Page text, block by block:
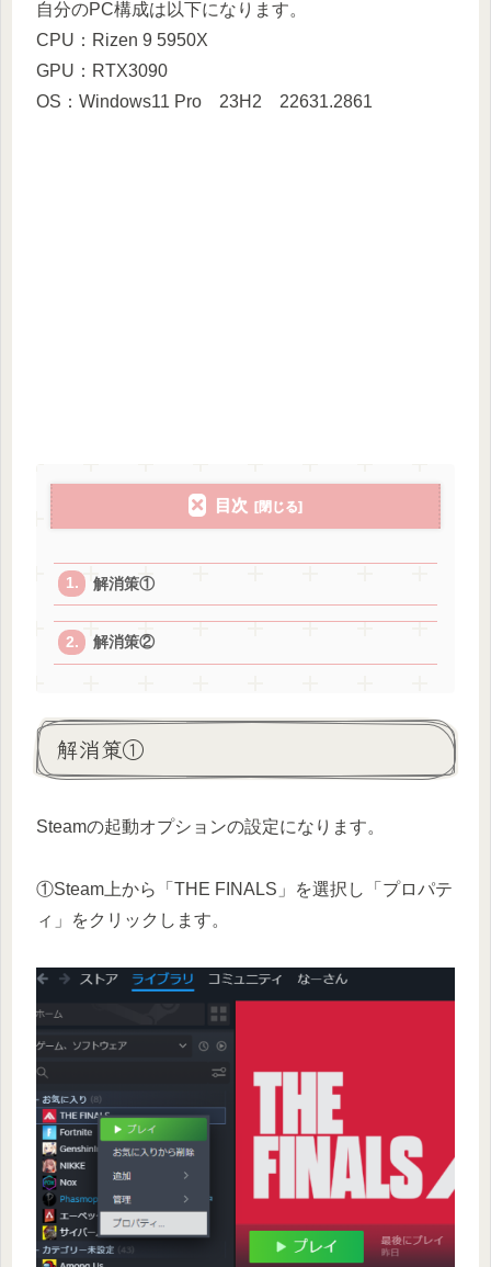
自分のPC構成は以下になります。
CPU：Rizen 9 5950X
GPU：RTX3090
OS：Windows11 Pro 23H2 22631.2861
目次
解消策①
解消策②
解消策①
Steamの起動オプションの設定になります。
①Steam上から「THE FINALS」を選択し「プロパテ
ィ」をクリックします。